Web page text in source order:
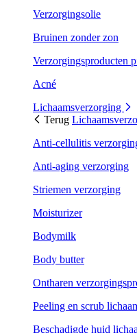
Verzorgingsolie
Bruinen zonder zon
Verzorgingsproducten
Acné
Lichaamsverzorging
Terug
Anti-cellulitis
Anti-aging verzorging
Striemen verzorging
Moisturizer
Bodymilk
Body butter
Ontharen
Peeling en scrub
Beschadigde huid